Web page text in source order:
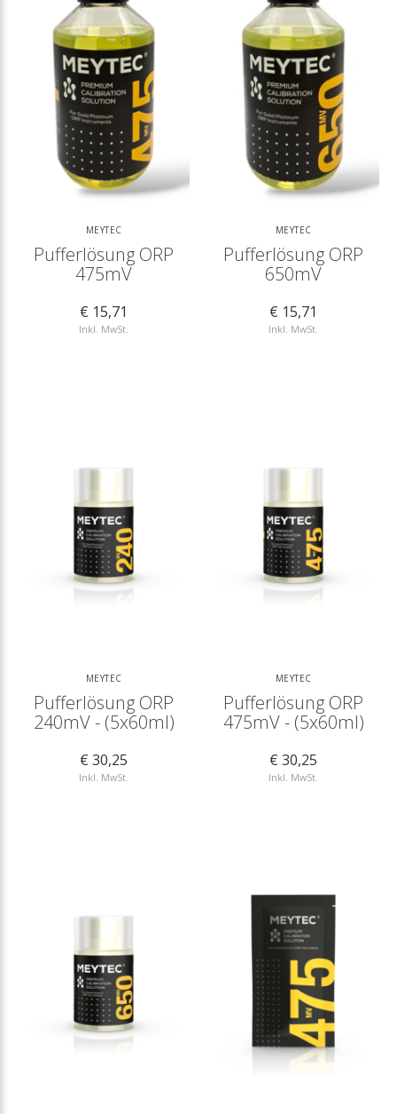
MEYTEC
Pufferlösung ORP
475mV
€ 15,71
Inkl. MwSt.
MEYTEC
Pufferlösung ORP
650mV
€ 15,71
Inkl. MwSt.
MEYTEC
Pufferlösung ORP
240mV - (5x60ml)
€ 30,25
Inkl. MwSt.
MEYTEC
Pufferlösung ORP
475mV - (5x60ml)
€ 30,25
Inkl. MwSt.